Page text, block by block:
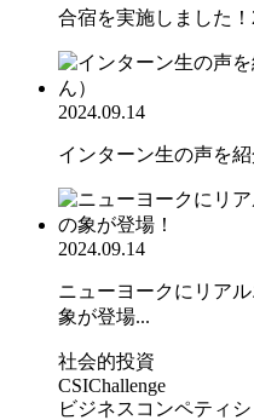
合宿を実施しました！
2024.09.14
インターン生の声を
2024.09.14
ニューヨークにリア
象が登場...
社会的投資
CSIChallenge
ビジネスコンペティ